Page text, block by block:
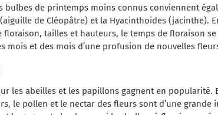
bulbes de printemps moins connus conviennent
de Cléopâtre) et la Hyacinthoides
tailles et hauteurs, le temps de floraison
mois et des mois d’une profusion de nouvelles
les abeilles et les papillons gagnent en
le pollen et le nectar des fleurs sont d’une